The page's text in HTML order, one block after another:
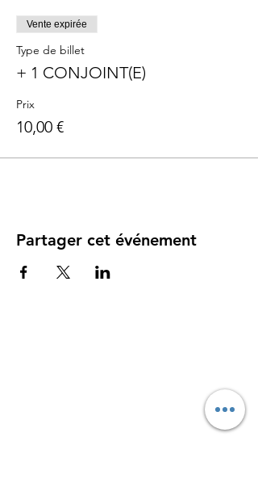
Vente expirée
Type de billet
+ 1 CONJOINT(E)
Prix
10,00 €
Partager cet événement